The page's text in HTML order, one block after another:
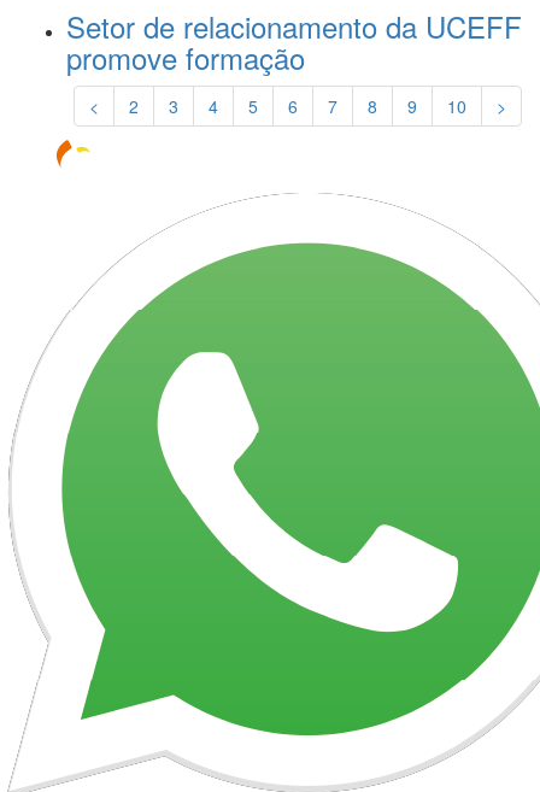
Setor de relacionamento da UCEFF
promove formação
< 2 3 4 5 6 7 8 9 10 >